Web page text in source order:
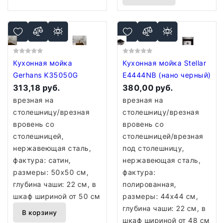
Кухонная мойка
Gerhans K35050G
313,18 руб.
врезная на
столешницу/врезная
вровень со
столешницей,
нержавеющая сталь,
фактура: сатин,
размеры: 50x50 см,
глубина чаши: 22 см, в
шкаф шириной от 50 см
В корзину
Кухонная мойка Stellar
E4444NB (нано черный)
380,00 руб.
врезная на
столешницу/врезная
вровень со
столешницей/врезная
под столешницу,
нержавеющая сталь,
фактура:
полированная,
размеры: 44x44 см,
глубина чаши: 22 см, в
шкаф шириной от 48 см